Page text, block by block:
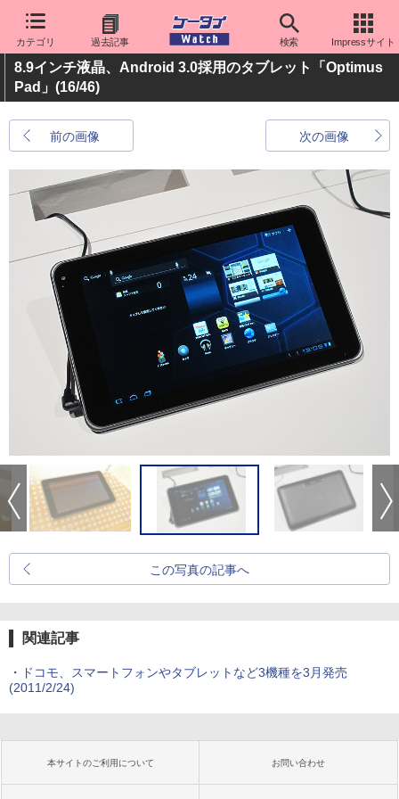
カテゴリ 過去記事 検索 Impressサイト
8.9インチ液晶、Android 3.0採用のタブレット「Optimus
Pad」 (16/46)
前の画像 次の画像
この写真の記事へ
関連記事
・
ドコモ、スマートフォンやタブレットなど3機種を3月発売
(2011/2/24)
本サイトのご利用について お問い合わせ